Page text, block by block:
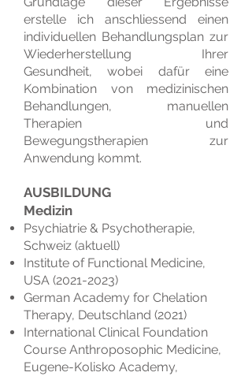
erstelle ich anschliessend einen
individuellen Behandlungsplan zur
Wiederherstellung Ihrer
Gesundheit, wobei dafür eine
Kombination von medizinischen
Behandlungen, manuellen
Therapien und
Bewegungstherapien zur
Anwendung kommt.
AUSBILDUNG
Medizin
Psychiatrie & Psychotherapie,
Schweiz (aktuell)
Institute of Functional Medicine,
USA (2021-2023)
German Academy for Chelation
Therapy, Deutschland (2021)
International Clinical Foundation
Course Anthroposophic Medicine,
Eugene-Kolisko Academy,